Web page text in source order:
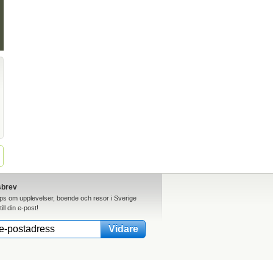
om upplevelser, boende och resor i Sverige
din e-post!